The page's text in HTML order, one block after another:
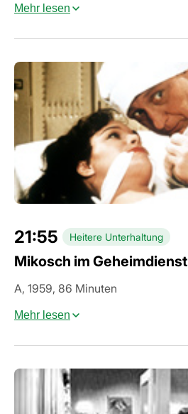
Mehr lesen
21:55 Heitere Unterhaltung
Mikosch im Geheimdienst
A, 1959, 86 Minuten
Mehr lesen